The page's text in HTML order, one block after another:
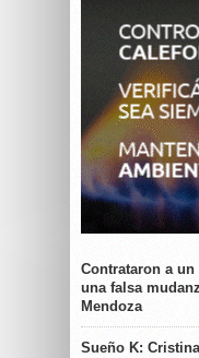
Contrataron a
una falsa
Mendoza
Sueño K: